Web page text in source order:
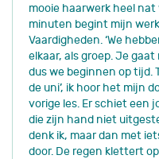
mooie haarwerk heel nat
minuten begint mijn
Vaardigheden. ‘We
elkaar, als groep. Je
dus we beginnen op tijd.
de uni’, ik hoor het mijn
vorige les. Er schiet een
die zijn hand niet
denk ik, maar dan met
door. De regen klettert